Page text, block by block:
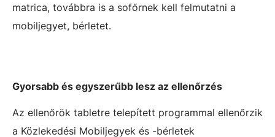
matrica, továbbra is a sofőrnek kell felmutatni a
mobiljegyet, bérletet.
Gyorsabb és egyszerűbb lesz az ellenőrzés
Az ellenőrök tabletre telepített programmal ellenőrzik
a Közlekedési Mobiljegyek és -bérletek